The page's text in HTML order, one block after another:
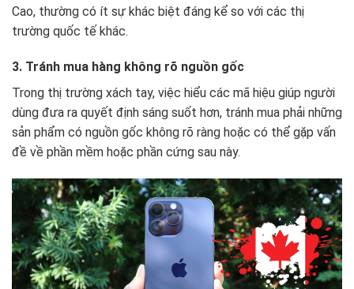
Cao, thường có ít sự khác biệt đáng kể so với các thị
trường quốc tế khác.
3. Tránh mua hàng không rõ nguồn gốc
Trong thị trường xách tay, việc hiểu các mã hiệu giúp người
dùng đưa ra quyết định sáng suốt hơn, tránh mua phải những
sản phẩm có nguồn gốc không rõ ràng hoặc có thể gặp vấn
đề về phần mềm hoặc phần cứng sau này.